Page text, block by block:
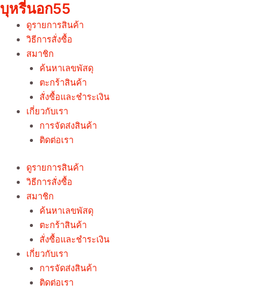
Skip
to
content
บุหรี่นอก55
ดูรายการสินค้า
วิธีการสั่งซื้อ
สมาชิก
ค้นหาเลขพัสดุ
ตะกร้าสินค้า
สั่งซื้อและชำระเงิน
เกี่ยวกับเรา
การจัดส่งสินค้า
ติดต่อเรา
ดูรายการสินค้า
วิธีการสั่งซื้อ
สมาชิก
ค้นหาเลขพัสดุ
ตะกร้าสินค้า
สั่งซื้อและชำระเงิน
เกี่ยวกับเรา
การจัดส่งสินค้า
ติดต่อเรา